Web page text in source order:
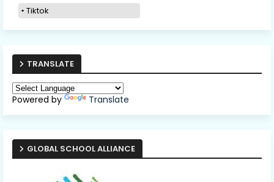
Tiktok
TRANSLATE
Powered by Translate
GLOBAL SCHOOL ALLIANCE